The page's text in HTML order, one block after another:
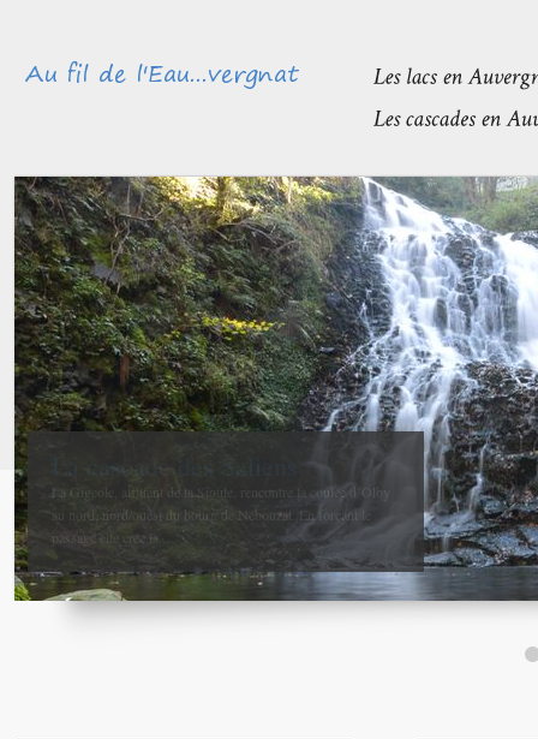
Méandres et boires de la Sioule
avant de rejoindre l’Allier
La confluence entre la Sioule et l’Allier se fait entre Contigny
et La Ferté-Hauterive peu après Saint-Pourçain sur-Sioule à...